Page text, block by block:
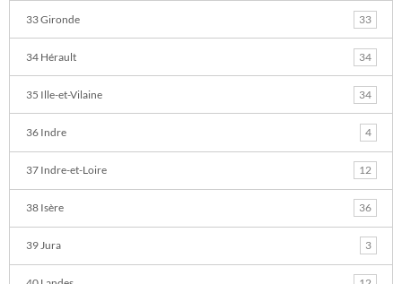
33 Gironde 33
34 Hérault 34
35 Ille-et-Vilaine 34
36 Indre 4
37 Indre-et-Loire 12
38 Isère 36
39 Jura 3